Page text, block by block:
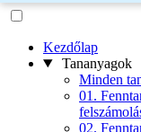
Kezdőlap
Tananyagok
Minden
01.
02.